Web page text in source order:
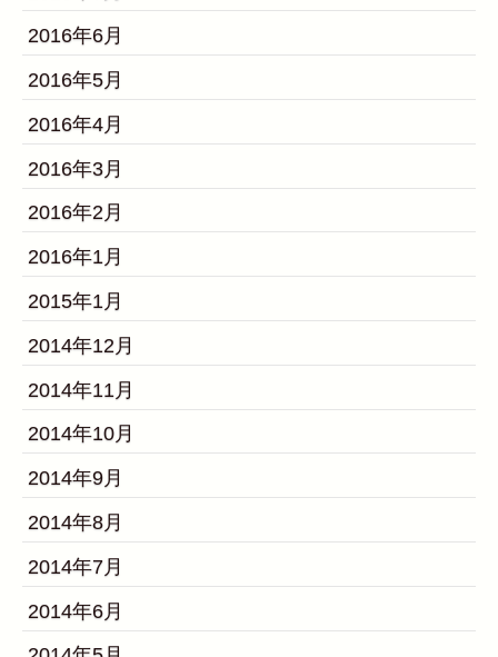
2016年6月
2016年5月
2016年4月
2016年3月
2016年2月
2016年1月
2015年1月
2014年12月
2014年11月
2014年10月
2014年9月
2014年8月
2014年7月
2014年6月